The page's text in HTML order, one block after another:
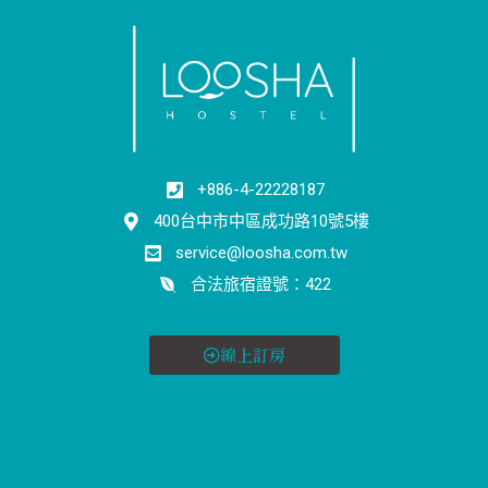
+886-4-22228187
400台中市中區成功路10號5樓
service@loosha.com.tw
合法旅宿證號：422
線上訂房